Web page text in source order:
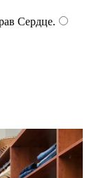
Сердце.